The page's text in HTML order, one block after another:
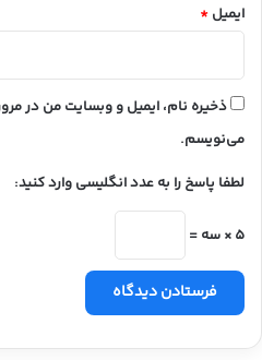
ایمیل *
ذخیره نام، ایمیل و وبسایت من در
می‌نویسم.
لطفا پاسخ را به عدد انگلیسی وارد کنید:
5 × سه =